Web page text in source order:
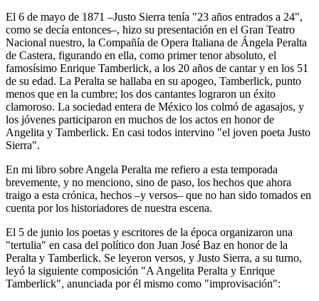
El 6 de mayo de 1871 –Justo Sierra tenía "23 años entrados a 24",
como se decía entonces–, hizo su presentación en el Gran Teatro
Nacional nuestro, la Compañía de Opera Italiana de Ángela Peralta
de Castera, figurando en ella, como primer tenor absoluto, el
famosísimo Enrique Tamberlick, a los 20 años de cantar y en los 51
de su edad. La Peralta se hallaba en su apogeo, Tamberlick, punto
menos que en la cumbre; los dos cantantes lograron un éxito
clamoroso. La sociedad entera de México los colmó de agasajos, y
los jóvenes participaron en muchos de los actos en honor de
Angelita y Tamberlick. En casi todos intervino "el joven poeta Justo
Sierra".
En mi libro sobre Angela Peralta me refiero a esta temporada
brevemente, y no menciono, sino de paso, los hechos que ahora
traigo a esta crónica, hechos –y versos– que no han sido tomados en
cuenta por los historiadores de nuestra escena.
El 5 de junio los poetas y escritores de la época organizaron una
"tertulia" en casa del político don Juan José Baz en honor de la
Peralta y Tamberlick. Se leyeron versos, y Justo Sierra, a su turno,
leyó la siguiente composición "A Angelita Peralta y Enrique
Tamberlick", anunciada por él mismo como "improvisación":